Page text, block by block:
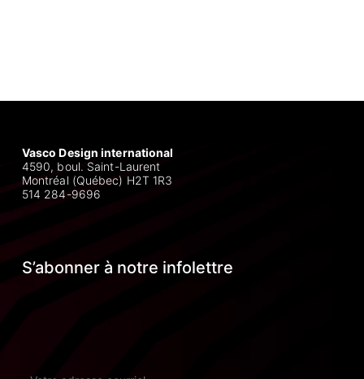
Vasco Design international
4590, boul. Saint-Laurent
Montréal (Québec) H2T 1R3
514 284-9696
S’abonner à notre infolettre